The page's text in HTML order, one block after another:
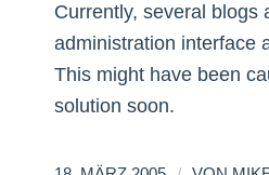
Currently, several blogs
administration interface
This might have been
solution soon.